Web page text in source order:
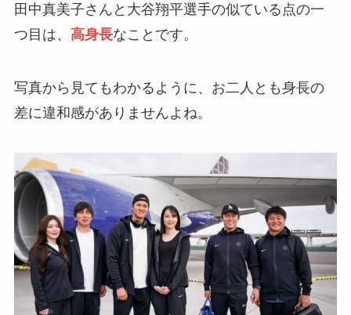
田中真美子さんと大谷翔平選手の似ている点の一
つ目は、 高身長なことです。
写真から見てもわかるように、お二人とも身長の
差に違和感がありませんよね。